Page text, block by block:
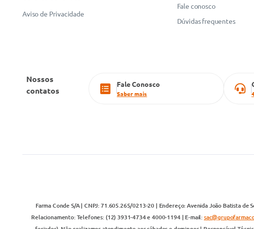
Aviso de Privacidade
Fale conosco
Dúvidas frequentes
Nossos
contatos
Fale Conosco
Saber mais
Farma Conde S/A | CNPJ: 71.605.265/0213-20 | Endereço: Avenida João Batista
Relacionamento: Telefones: (12) 3931-4734 e 4000-1194 | E-mail: